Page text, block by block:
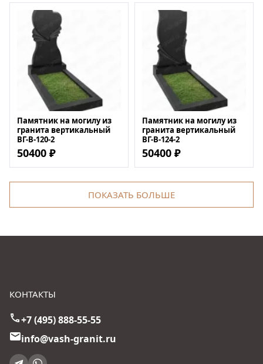
Памятник на могилу из
гранита вертикальный
ВГ-В-120-2
50400 ₽
Памятник на могилу из
гранита вертикальный
ВГ-В-124-2
50400 ₽
ПОКАЗАТЬ БОЛЬШЕ
КОНТАКТЫ
+7 (495) 888-55-55
info@vash-granit.ru